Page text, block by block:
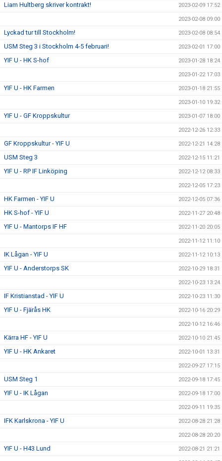
Liam Hultberg skriver kontrakt! 2023-02-09 17:52
2023-02-08 09:00
Lyckad tur till Stockholm! 2023-02-08 08:54
USM Steg 3 i Stockholm 4-5 februari! 2023-02-01 17:00
YIF U - HK S-hof 2023-01-28 18:24
2023-01-22 17:03
YIF U - HK Farmen 2023-01-18 21:55
2023-01-10 19:32
YIF U - GF Kroppskultur 2023-01-07 18:00
2022-12-26 12:33
GF Kroppskultur - YIF U 2022-12-21 14:28
USM Steg 3 2022-12-15 11:21
YIF U - RP IF Linköping 2022-12-12 08:33
2022-12-05 17:23
HK Farmen - YIF U 2022-12-05 07:36
HK S-hof - YIF U 2022-11-27 20:48
YIF U - Mantorps IF HF 2022-11-20 20:05
2022-11-12 11:10
IK Lågan - YIF U 2022-11-12 10:13
YIF U - Anderstorps SK 2022-10-29 18:31
2022-10-23 13:24
IF Kristianstad - YIF U 2022-10-23 11:30
YIF U - Fjärås HK 2022-10-16 20:29
2022-10-12 16:46
Kärra HF - YIF U 2022-10-10 21:45
YIF U - HK Ankaret 2022-10-01 13:31
2022-09-27 17:15
USM Steg 1 2022-09-18 17:45
YIF U - IK Lågan 2022-09-18 17:00
2022-09-11 19:35
IFK Karlskrona - YIF U 2022-08-28 21:28
2022-08-28 20:20
YIF U - H43 Lund 2022-08-21 21:21